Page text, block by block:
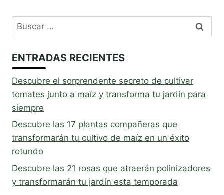
Buscar:
ENTRADAS RECIENTES
Descubre el sorprendente secreto de cultivar
tomates junto a maíz y transforma tu jardín para
siempre
Descubre las 17 plantas compañeras que
transformarán tu cultivo de maíz en un éxito
rotundo
Descubre las 21 rosas que atraerán polinizadores
y transformarán tu jardín esta temporada